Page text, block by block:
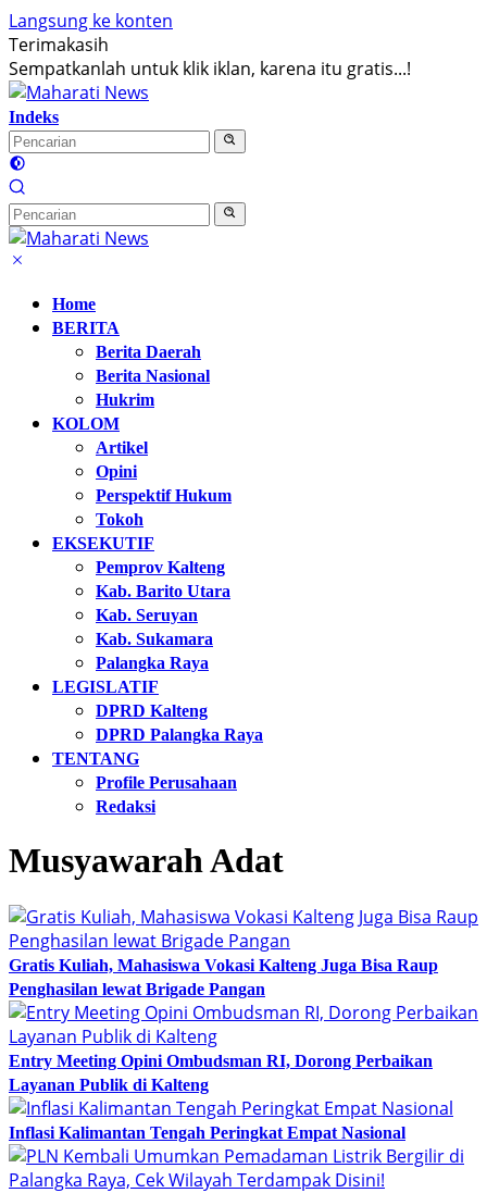
Langsung ke konten
Terimakasih
Sempatkanlah untuk klik iklan, karena itu gratis...!
Indeks
Home
BERITA
Berita Daerah
Berita Nasional
Hukrim
KOLOM
Artikel
Opini
Perspektif Hukum
Tokoh
EKSEKUTIF
Pemprov Kalteng
Kab. Barito Utara
Kab. Seruyan
Kab. Sukamara
Palangka Raya
LEGISLATIF
DPRD Kalteng
DPRD Palangka Raya
TENTANG
Profile Perusahaan
Redaksi
Musyawarah Adat
Gratis Kuliah, Mahasiswa Vokasi Kalteng Juga Bisa Raup
Penghasilan lewat Brigade Pangan
Entry Meeting Opini Ombudsman RI, Dorong Perbaikan
Layanan Publik di Kalteng
Inflasi Kalimantan Tengah Peringkat Empat Nasional